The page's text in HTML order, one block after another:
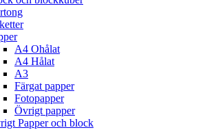
A4 Ohålat
A4 Hålat
A3
Färgat papper
Fotopapper
Övrigt papper
Papper och block